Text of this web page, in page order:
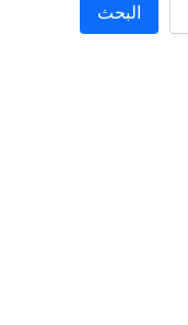
البحث